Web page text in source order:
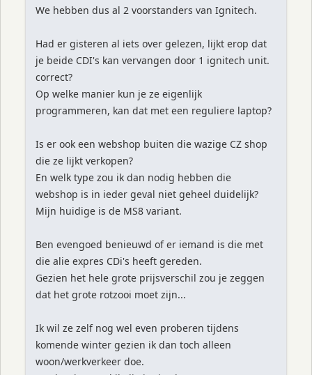
We hebben dus al 2 voorstanders van Ignitech.
Had er gisteren al iets over gelezen, lijkt erop dat
je beide CDI's kan vervangen door 1 ignitech unit.
correct?
Op welke manier kun je ze eigenlijk
programmeren, kan dat met een reguliere laptop?
Is er ook een webshop buiten die wazige CZ shop
die ze lijkt verkopen?
En welk type zou ik dan nodig hebben die
webshop is in ieder geval niet geheel duidelijk?
Mijn huidige is de MS8 variant.
Ben evengoed benieuwd of er iemand is die met
die alie expres CDi's heeft gereden.
Gezien het hele grote prijsverschil zou je zeggen
dat het grote rotzooi moet zijn...
Ik wil ze zelf nog wel even proberen tijdens
komende winter gezien ik dan toch alleen
woon/werkverkeer doe.